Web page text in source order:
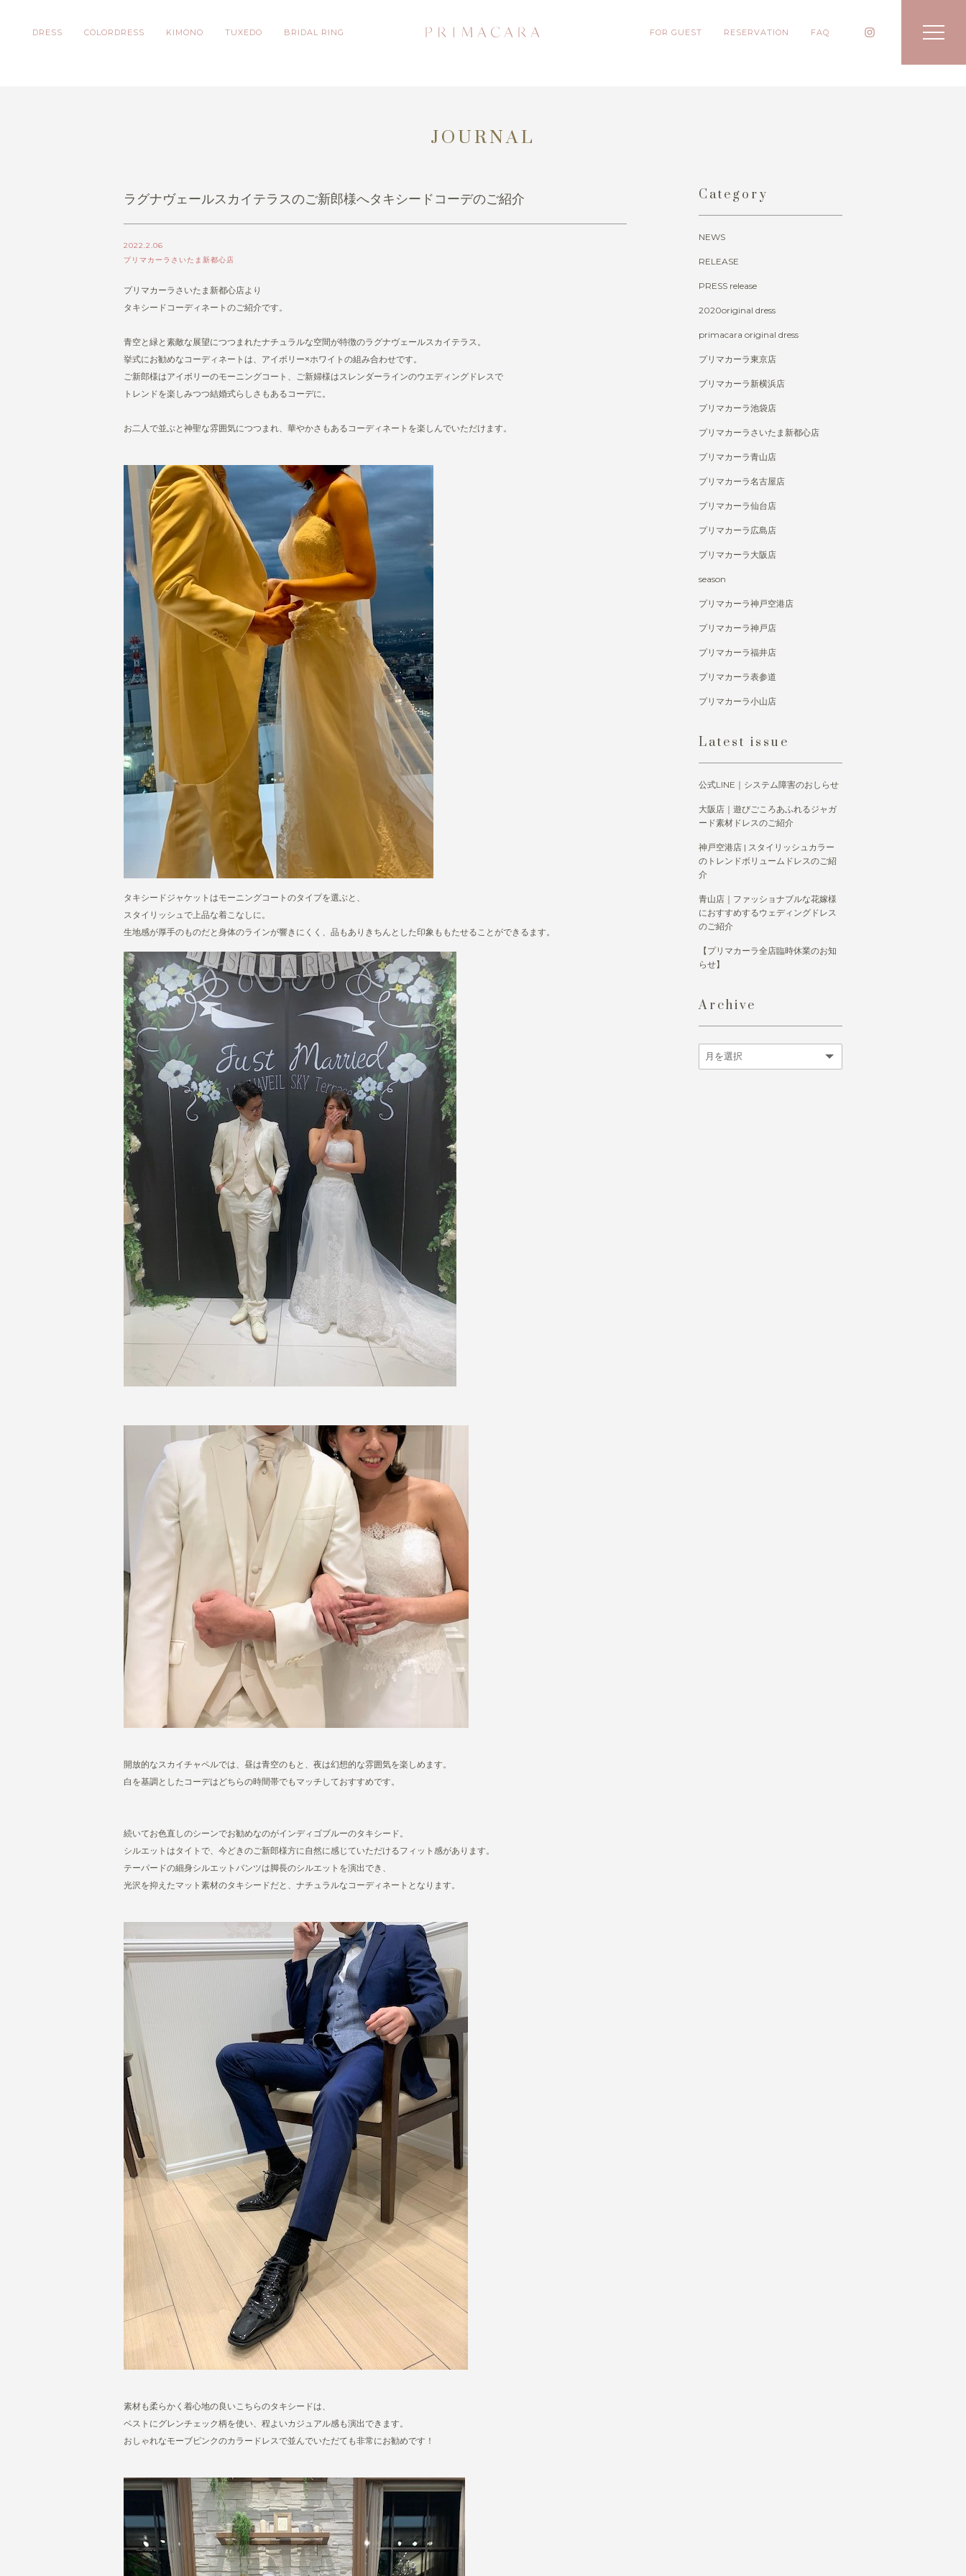
DRESS COLORDRESS KIMONO TUXEDO BRIDAL RING FOR GUEST RESERVATION FAQ
JOURNAL
ラグナヴェールスカイテラスのご新郎様へタキシードコーデのご紹介
2022.2.06
プリマカーラさいたま新都心店
プリマカーラさいたま新都心店より
タキシードコーディネートのご紹介です。
青空と緑と素敵な展望につつまれたナチュラルな空間が特徴のラグナヴェールスカイテラス。
挙式にお勧めなコーディネートは、アイボリー×ホワイトの組み合わせです。
ご新郎様はアイボリーのモーニングコート、ご新婦様はスレンダーラインのウエディングドレスで
トレンドを楽しみつつ結婚式らしさもあるコーデに。
お二人で並ぶと神聖な雰囲気につつまれ、華やかさもあるコーディネートを楽しんでいただけます。
タキシードジャケットはモーニングコートのタイプを選ぶと、
スタイリッシュで上品な着こなしに。
生地感が厚手のものだと身体のラインが響きにくく、品もありきちんとした印象ももたせることができるます。
開放的なスカイチャペルでは、昼は青空のもと、夜は幻想的な雰囲気を楽しめます。
白を基調としたコーデはどちらの時間帯でもマッチしておすすめです。
続いてお色直しのシーンでお勧めなのがインディゴブルーのタキシード。
シルエットはタイトで、今どきのご新郎様方に自然に感じていただけるフィット感があります。
テーパードの細身シルエットパンツは脚長のシルエットを演出でき、
光沢を抑えたマット素材のタキシードだと、ナチュラルなコーディネートとなります。
素材も柔らかく着心地の良いこちらのタキシードは、
ベストにグレンチェック柄を使い、程よいカジュアル感も演出できます。
おしゃれなモーブピンクのカラードレスで並んでいただても非常にお勧めです！
Category
NEWS
RELEASE
PRESS release
2020original dress
primacara original dress
プリマカーラ東京店
プリマカーラ新横浜店
プリマカーラ池袋店
プリマカーラさいたま新都心店
プリマカーラ青山店
プリマカーラ名古屋店
プリマカーラ仙台店
プリマカーラ広島店
プリマカーラ大阪店
season
プリマカーラ神戸空港店
プリマカーラ神戸店
プリマカーラ福井店
プリマカーラ表参道
プリマカーラ小山店
Latest issue
公式LINE｜システム障害のおしらせ
大阪店｜遊びごころあふれるジャガ
ード素材ドレスのご紹介
神戸空港店 | スタイリッシュカラー
のトレンドボリュームドレスのご紹
介
青山店｜ファッショナブルな花嫁様
におすすめするウェディングドレス
のご紹介
【プリマカーラ全店臨時休業のお知
らせ】
Archive